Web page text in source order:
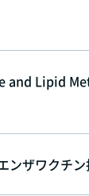
and Lipid
ザワクチン